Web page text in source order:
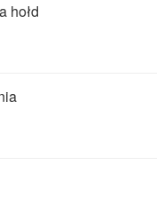
hołd